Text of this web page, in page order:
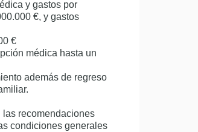
y gastos por
€, y gastos
€
médica hasta un
además de regreso
las recomendaciones
condiciones generales